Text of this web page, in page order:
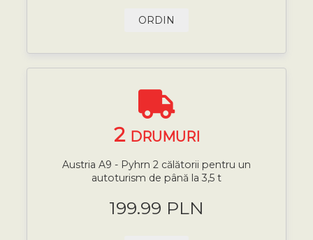
ORDIN
2 DRUMURI
Austria A9 - Pyhrn 2 călătorii pentru un
autoturism de până la 3,5 t
199.99 PLN